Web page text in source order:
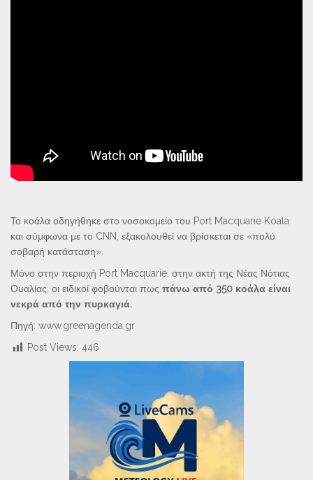
Το κοάλα οδηγήθηκε στο νοσοκομείο του Port Macquarie Koala
και σύμφωνα με το CNN, εξακολουθεί να βρίσκεται σε «πολύ
σοβαρή κατάσταση».
Μόνο στην περιοχή Port Macquarie, στην ακτή της Νέας Νότιας
Ουαλίας, οι ειδικοί φοβούνται πως πάνω από 350 κοάλα είναι
νεκρά από την πυρκαγιά.
Πηγή: www.greenagenda.gr
Post Views: 446